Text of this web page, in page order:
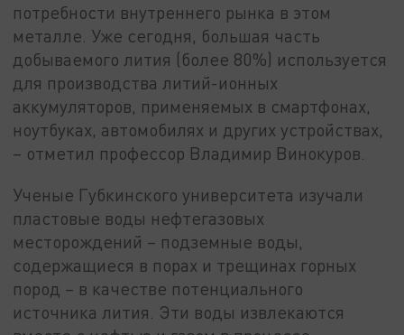
потребности внутреннего рынка в этом
металле. Уже сегодня, большая часть
добываемого лития (более 80%) используется
для производства литий-ионных
аккумуляторов, применяемых в смартфонах,
ноутбуках, автомобилях и других устройствах,
– отметил профессор Владимир Винокуров.
Ученые Губкинского университета изучали
пластовые воды нефтегазовых
месторождений – подземные воды,
содержащиеся в порах и трещинах горных
пород – в качестве потенциального
источника лития. Эти воды извлекаются